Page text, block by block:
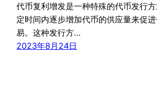
代币复利增发是一种特殊的代币发行
定时间内逐步增加代币的供应量来促
易。这种发行方…
2023年8月24日